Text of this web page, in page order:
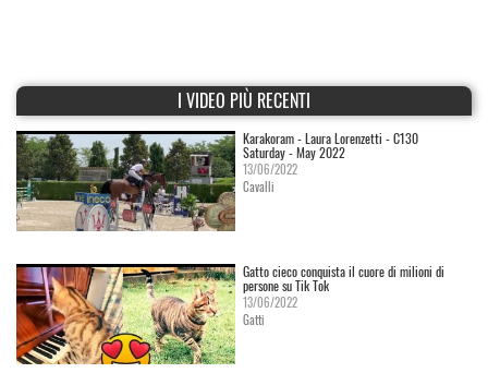
I VIDEO PIÙ RECENTI
Karakoram - Laura Lorenzetti - C130
Saturday - May 2022
13/06/2022
Cavalli
Gatto cieco conquista il cuore di milioni di
persone su Tik Tok
13/06/2022
Gatti